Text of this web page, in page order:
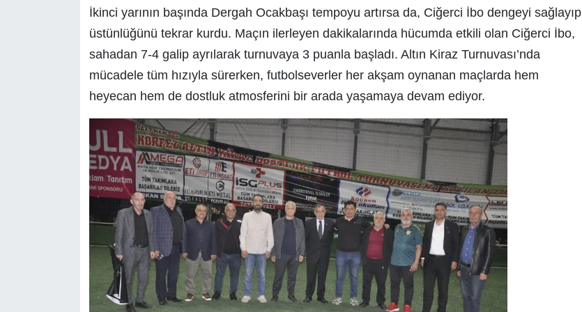
İkinci yarının başında Dergah Ocakbaşı tempoyu artırsa da, Ciğerci İbo dengeyi sağlayıp
üstünlüğünü tekrar kurdu. Maçın ilerleyen dakikalarında hücumda etkili olan Ciğerci İbo,
sahadan 7-4 galip ayrılarak turnuvaya 3 puanla başladı. Altın Kiraz Turnuvası’nda
mücadele tüm hızıyla sürerken, futbolseverler her akşam oynanan maçlarda hem
heyecan hem de dostluk atmosferini bir arada yaşamaya devam ediyor.